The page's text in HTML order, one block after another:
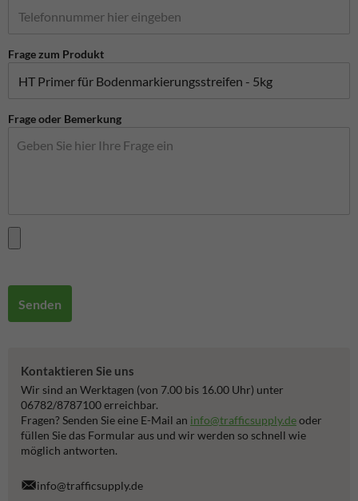
Frage zum Produkt
Frage oder Bemerkung
Senden
Kontaktieren Sie uns
Wir sind an Werktagen (von 7.00 bis 16.00 Uhr) unter
06782/8787100 erreichbar.
Fragen? Senden Sie eine E-Mail an info@trafficsupply.deoder
füllen Sie das Formular aus und wir werden so schnell wie
möglich antworten.
info@trafficsupply.de